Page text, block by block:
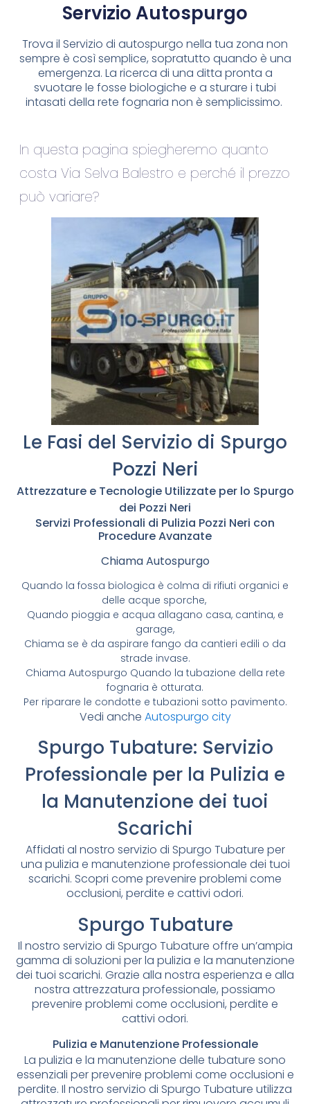
Servizio Autospurgo
Trova il Servizio di autospurgo nella tua zona non
sempre è così semplice, sopratutto quando è una
emergenza. La ricerca di una ditta pronta a
svuotare le fosse biologiche e a sturare i tubi
intasati della rete fognaria non è semplicissimo.
In questa pagina spiegheremo quanto
costa Via Selva Balestro e perché il prezzo
può variare?
Le Fasi del Servizio di Spurgo
Pozzi Neri
Attrezzature e Tecnologie Utilizzate per lo Spurgo
dei Pozzi Neri
Servizi Professionali di Pulizia Pozzi Neri con
Procedure Avanzate
Chiama Autospurgo
Quando la fossa biologica è colma di rifiuti organici e
delle acque sporche,
Quando pioggia e acqua allagano casa, cantina, e
garage,
Chiama se è da aspirare fango da cantieri edili o da
strade invase.
Chiama Autospurgo Quando la tubazione della rete
fognaria è otturata.
Per riparare le condotte e tubazioni sotto pavimento.
Vedi anche Autospurgo city
Spurgo Tubature: Servizio
Professionale per la Pulizia e
la Manutenzione dei tuoi
Scarichi
Affidati al nostro servizio di Spurgo Tubature per
una pulizia e manutenzione professionale dei tuoi
scarichi. Scopri come prevenire problemi come
occlusioni, perdite e cattivi odori.
Spurgo Tubature
Il nostro servizio di Spurgo Tubature offre un’ampia
gamma di soluzioni per la pulizia e la manutenzione
dei tuoi scarichi. Grazie alla nostra esperienza e alla
nostra attrezzatura professionale, possiamo
prevenire problemi come occlusioni, perdite e
cattivi odori.
Pulizia e Manutenzione Professionale
La pulizia e la manutenzione delle tubature sono
essenziali per prevenire problemi come occlusioni e
perdite. Il nostro servizio di Spurgo Tubature utilizza